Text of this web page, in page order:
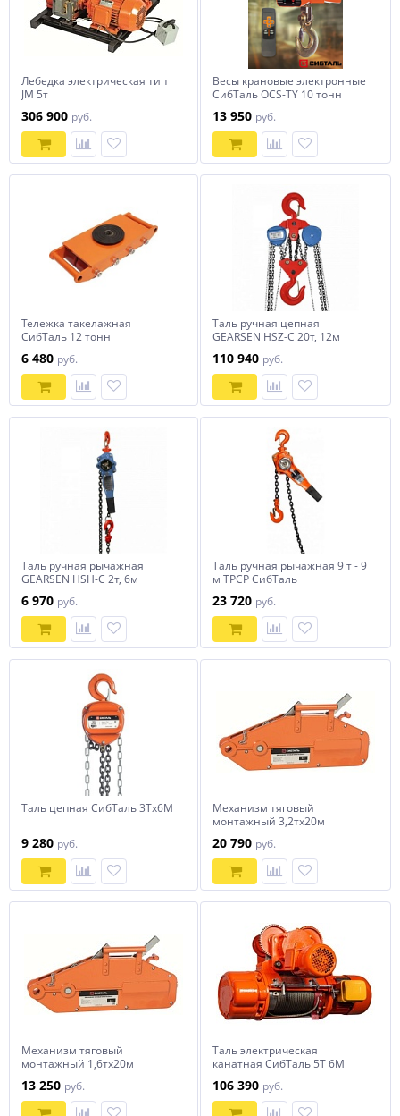
Лебедка электрическая тип
JM 5т
306 900 руб.
Весы крановые электронные
СибТаль OCS-TY 10 тонн
13 950 руб.
Тележка такелажная
СибТаль 12 тонн
6 480 руб.
Таль ручная цепная
GEARSEN HSZ-C 20т, 12м
110 940 руб.
Таль ручная рычажная
GEARSEN HSH-C 2т, 6м
6 970 руб.
Таль ручная рычажная 9 т - 9
м ТРСР СибТаль
23 720 руб.
Таль цепная СибТаль 3Тх6М
9 280 руб.
Механизм тяговый
монтажный 3,2тх20м
20 790 руб.
Механизм тяговый
монтажный 1,6тх20м
13 250 руб.
Таль электрическая
канатная СибТаль 5Т 6М
106 390 руб.